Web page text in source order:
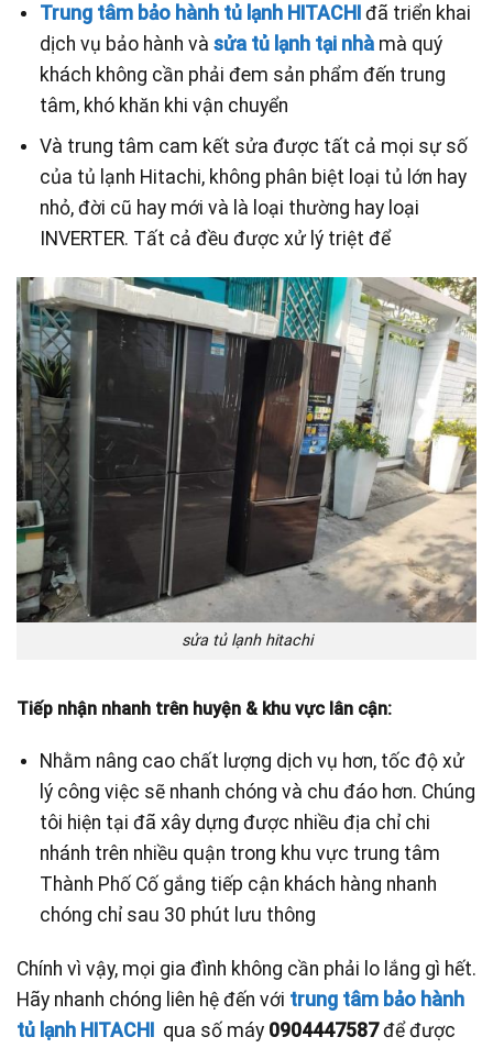
Trung tâm bảo hành tủ lạnh HITACHIđã triển khai
dịch vụ bảo hành và sửa tủ lạnh tại nhàmà quý
khách không cần phải đem sản phẩm đến trung
tâm, khó khăn khi vận chuyển
Và trung tâm cam kết sửa được tất cả mọi sự số
của tủ lạnh Hitachi, không phân biệt loại tủ lớn hay
nhỏ, đời cũ hay mới và là loại thường hay loại
INVERTER. Tất cả đều được xử lý triệt để
sửa tủ lạnh hitachi
Tiếp nhận nhanh trên huyện & khu vực lân cận:
Nhằm nâng cao chất lượng dịch vụ hơn, tốc độ xử
lý công việc sẽ nhanh chóng và chu đáo hơn. Chúng
tôi hiện tại đã xây dựng được nhiều địa chỉ chi
nhánh trên nhiều quận trong khu vực trung tâm
Thành Phố Cố gắng tiếp cận khách hàng nhanh
chóng chỉ sau 30 phút lưu thông
Chính vì vậy, mọi gia đình không cần phải lo lắng gì hết.
Hãy nhanh chóng liên hệ đến với trung tâm bảo hành
tủ lạnh HITACHI qua số máy 0904447587để được